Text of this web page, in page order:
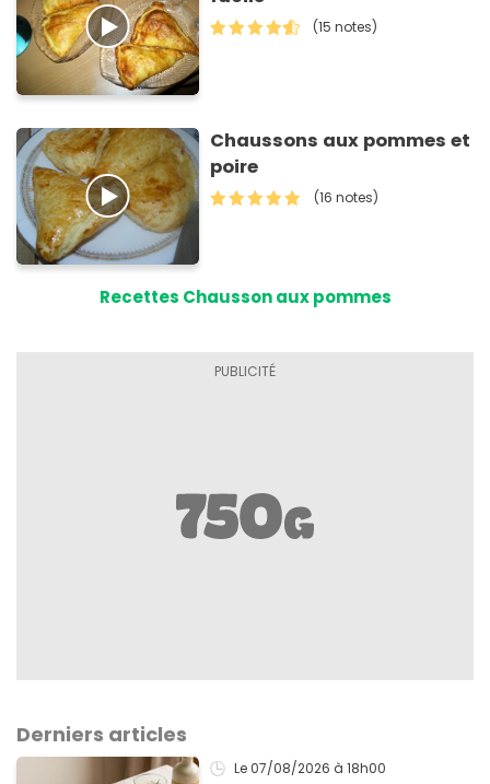
(15 notes)
Chaussons aux pommes et
poire
(16 notes)
Recettes Chausson aux pommes
Derniers articles
Le 07/08/2026 à 18h00